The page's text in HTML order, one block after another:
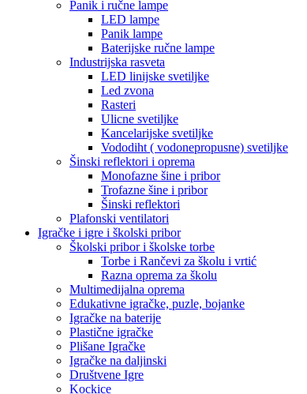
Panik i ručne lampe
LED lampe
Panik lampe
Baterijske ručne lampe
Industrijska rasveta
LED linijske svetiljke
Led zvona
Rasteri
Ulicne svetiljke
Kancelarijske svetiljke
Vododiht ( vodonepropusne) svetiljke
Šinski reflektori i oprema
Monofazne šine i pribor
Trofazne šine i pribor
Šinski reflektori
Plafonski ventilatori
Igračke i igre i školski pribor
Školski pribor i školske torbe
Torbe i Rančevi za školu i vrtić
Razna oprema za školu
Multimedijalna oprema
Edukativne igračke, puzle, bojanke
Igračke na baterije
Plastične igračke
Plišane Igračke
Igračke na daljinski
Društvene Igre
Kockice